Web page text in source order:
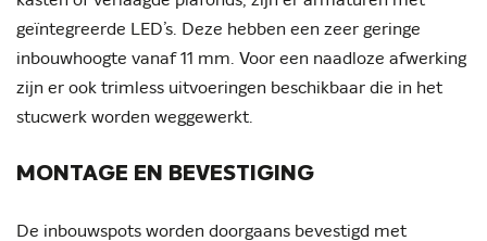
geïntegreerde LED’s. Deze hebben een zeer geringe
inbouwhoogte vanaf 11 mm. Voor een naadloze afwerking
zijn er ook trimless uitvoeringen beschikbaar die in het
stucwerk worden weggewerkt.
MONTAGE EN BEVESTIGING
De inbouwspots worden doorgaans bevestigd met